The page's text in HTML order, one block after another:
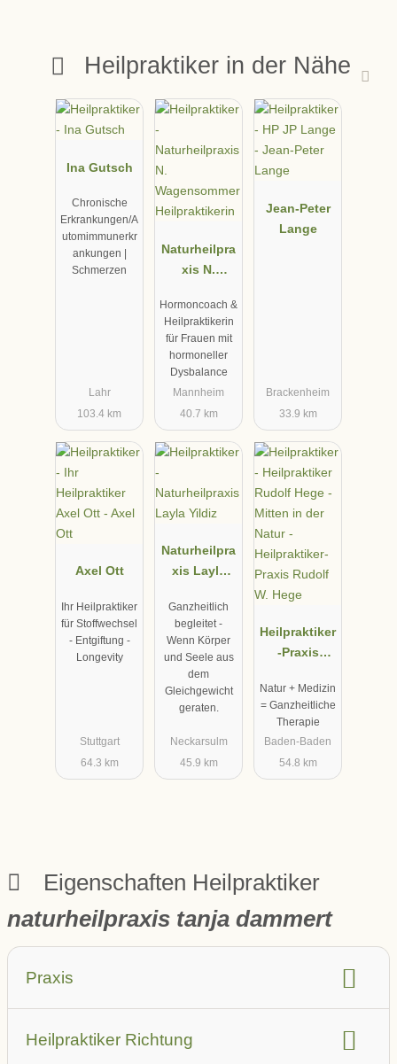
Heilpraktiker in der Nähe
Ina Gutsch
Chronische
Erkrankungen/A
utomimmunerkr
ankungen |
Schmerzen
Lahr
103.4 km
Naturheilpra
xis N.
er
Heilpraktiker
in
Hormoncoach &
Heilpraktikerin
für Frauen mit
hormoneller
Dysbalance
Mannheim
40.7 km
Jean-Peter
Lange
Brackenheim
33.9 km
Axel Ott
Ihr Heilpraktiker
für Stoffwechsel
- Entgiftung -
Longevity
Stuttgart
64.3 km
Naturheilpra
xis Layla
Ganzheitlich
begleitet -
Wenn Körper
und Seele aus
dem
Gleichgewicht
geraten.
Neckarsulm
45.9 km
Heilpraktiker
-Praxis
Hege
Natur + Medizin
= Ganzheitliche
Therapie
Baden-Baden
54.8 km
Eigenschaften Heilpraktiker
naturheilpraxis tanja dammert
Praxis
Heilpraktiker Richtung